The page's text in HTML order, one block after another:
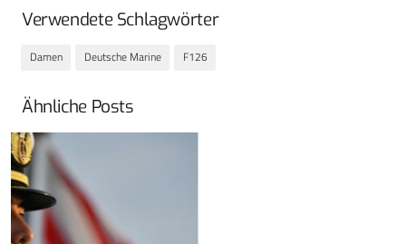
Verwendete Schlagwörter
Damen Deutsche Marine F126
Ähnliche Posts